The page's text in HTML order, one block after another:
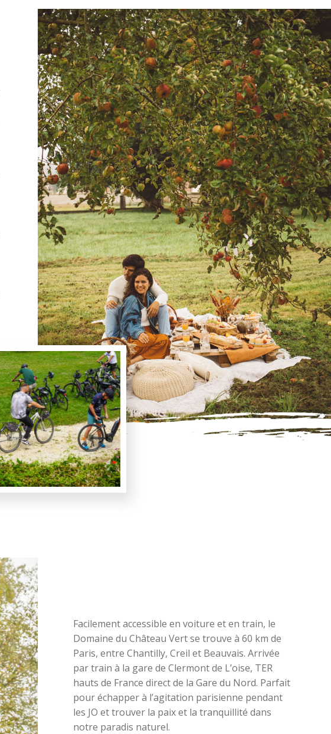
Facilement accessible en voiture et en train, le
Domaine du Château Vert se trouve à 60 km de
Paris, entre Chantilly, Creil et Beauvais. Arrivée
par train à la gare de Clermont de L’oise, TER
hauts de France direct de la Gare du Nord. Parfait
pour échapper à l’agitation parisienne pendant
les JO et trouver la paix et la tranquillité dans
notre paradis naturel.